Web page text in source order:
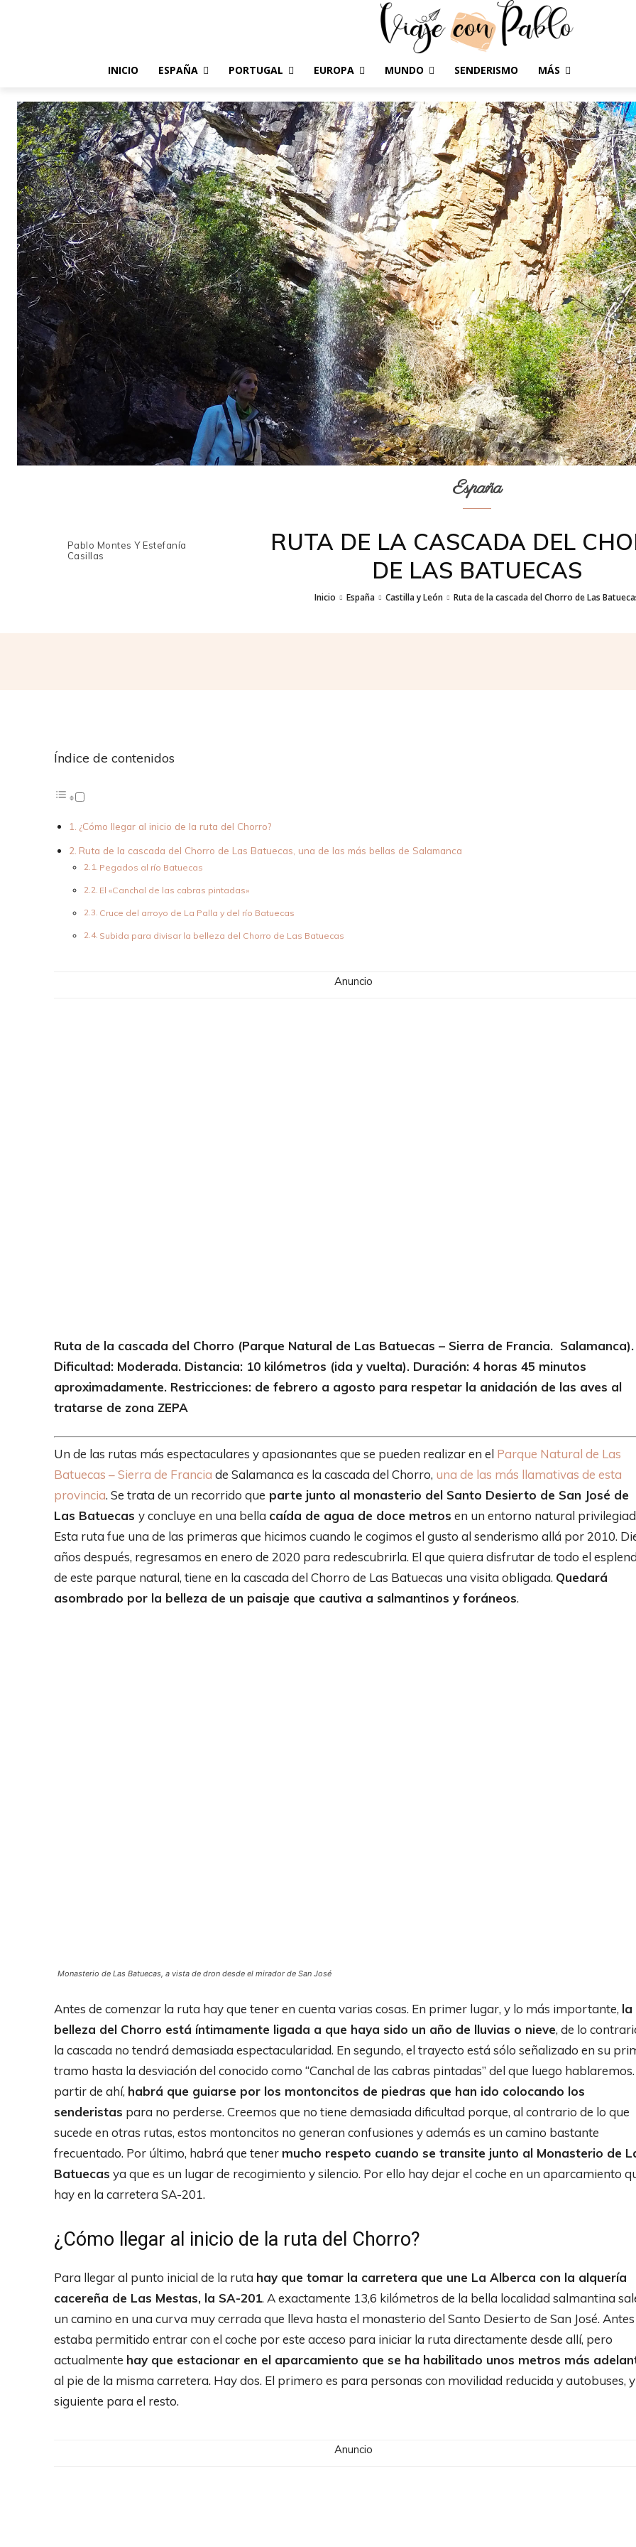
INICIO ESPAÑA PORTUGAL EUROPA MUNDO SENDERISMO MÁS
Pablo Montes Y Estefanía
Casillas
España
RUTA DE LA CASCADA DEL
DE LAS BATUECAS
Inicio España Castilla y León Ruta de la cascada del Chorro de Las
Índice de contenidos
¿Cómo llegar al inicio de la ruta del Chorro?
Ruta de la cascada del Chorro de Las Batuecas, una de las más bellas de Salamanca
Pegados al río Batuecas
El «Canchal de las cabras pintadas»
Cruce del arroyo de La Palla y del río Batuecas
Subida para divisar la belleza del Chorro de Las Batuecas
Anuncio
Ruta de la cascada del Chorro (Parque Natural de Las Batuecas – Sierra de Francia. Salamanca).
Dificultad: Moderada. Distancia: 10 kilómetros (ida y vuelta). Duración: 4 horas 45 minutos
aproximadamente. Restricciones: de febrero a agosto para respetar la anidación de las aves al
tratarse de zona ZEPA
Un de las rutas más espectaculares y apasionantes que se pueden realizar en el Parque Natural de Las
Batuecas – Sierra de Francia de Salamanca es la cascada del Chorro, una de las más llamativas de esta
provincia. Se trata de un recorrido que parte junto al monasterio del Santo Desierto de San José de
Las Batuecas y concluye en una bella caída de agua de doce metros en un entorno natural
Esta ruta fue una de las primeras que hicimos cuando le cogimos el gusto al senderismo allá por 2010.
años después, regresamos en enero de 2020 para redescubrirla. El que quiera disfrutar de todo el
de este parque natural, tiene en la cascada del Chorro de Las Batuecas una visita obligada. Quedará
asombrado por la belleza de un paisaje que cautiva a salmantinos y foráneos.
Monasterio de Las Batuecas, a vista de dron desde el mirador de San José
Antes de comenzar la ruta hay que tener en cuenta varias cosas. En primer lugar, y lo más importante, la
belleza del Chorro está íntimamente ligada a que haya sido un año de lluvias o nieve, de lo
la cascada no tendrá demasiada espectacularidad. En segundo, el trayecto está sólo señalizado en su
tramo hasta la desviación del conocido como “Canchal de las cabras pintadas” del que luego
partir de ahí, habrá que guiarse por los montoncitos de piedras que han ido colocando los
senderistas para no perderse. Creemos que no tiene demasiada dificultad porque, al contrario de lo que
sucede en otras rutas, estos montoncitos no generan confusiones y además es un camino bastante
frecuentado. Por último, habrá que tener mucho respeto cuando se transite junto al Monasterio de
Batuecas ya que es un lugar de recogimiento y silencio. Por ello hay dejar el coche en un aparcamiento
hay en la carretera SA-201.
¿Cómo llegar al inicio de la ruta del Chorro?
Para llegar al punto inicial de la ruta hay que tomar la carretera que une La Alberca con la alquería
cacereña de Las Mestas, la SA-201. A exactamente 13,6 kilómetros de la bella localidad salmantina
un camino en una curva muy cerrada que lleva hasta el monasterio del Santo Desierto de San José. Antes
estaba permitido entrar con el coche por este acceso para iniciar la ruta directamente desde allí, pero
actualmente hay que estacionar en el aparcamiento que se ha habilitado unos metros más
al pie de la misma carretera. Hay dos. El primero es para personas con movilidad reducida y autobuses,
siguiente para el resto.
Anuncio